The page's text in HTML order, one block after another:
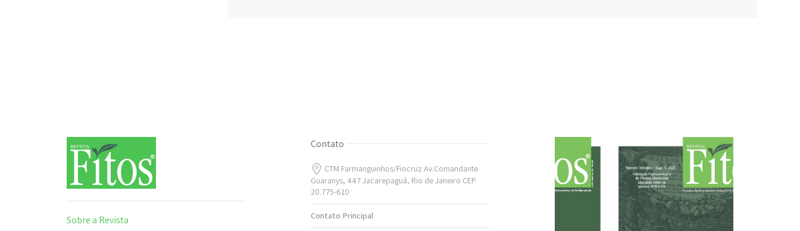
Sobre a Revista
Contato
CTM Farmanguinhos/Fiocruz Av.Comandante
Guaranys, 447 Jacarepaguá, Rio de Janeiro CEP
20.775-610
Contato Principal